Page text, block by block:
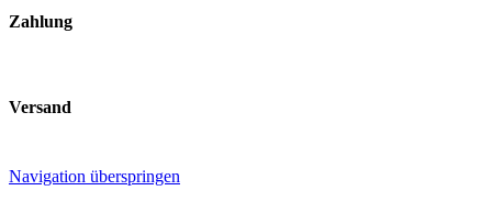
Zahlung
Versand
Navigation überspringen